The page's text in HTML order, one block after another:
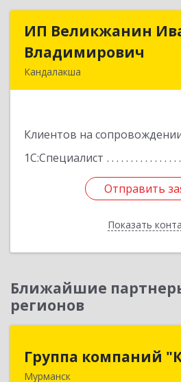
ИП Великжанин
Владимирович
Кандалакша
Клиентов на
1С:Специалист
Отправить
Показать
ИП
Отправить
Назад
Ближайшие
регионов
Группа компаний
Мурманск
Группа
183025, Мурманская обл,